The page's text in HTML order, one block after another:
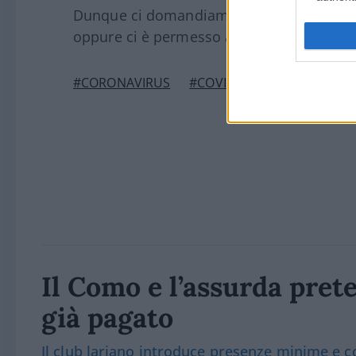
Dunque ci domandiamo: accusiamo
oppure ci è permesso avere
un po’ di
#CORONAVIRUS #COVID
Il Como e l’assurda
già pagato
Il club lariano introduce presenze minime e